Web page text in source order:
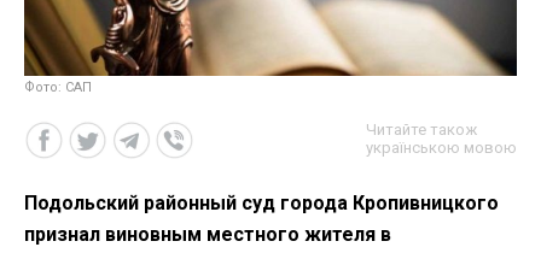
Фото: САП
Читайте також
українською мовою
Подольский районный суд города Кропивницкого
признал виновным местного жителя в